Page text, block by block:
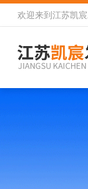
欢迎来到 江苏凯